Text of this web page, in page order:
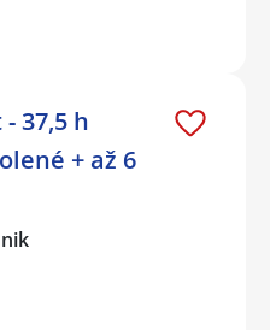
37,5 h
+ až 6